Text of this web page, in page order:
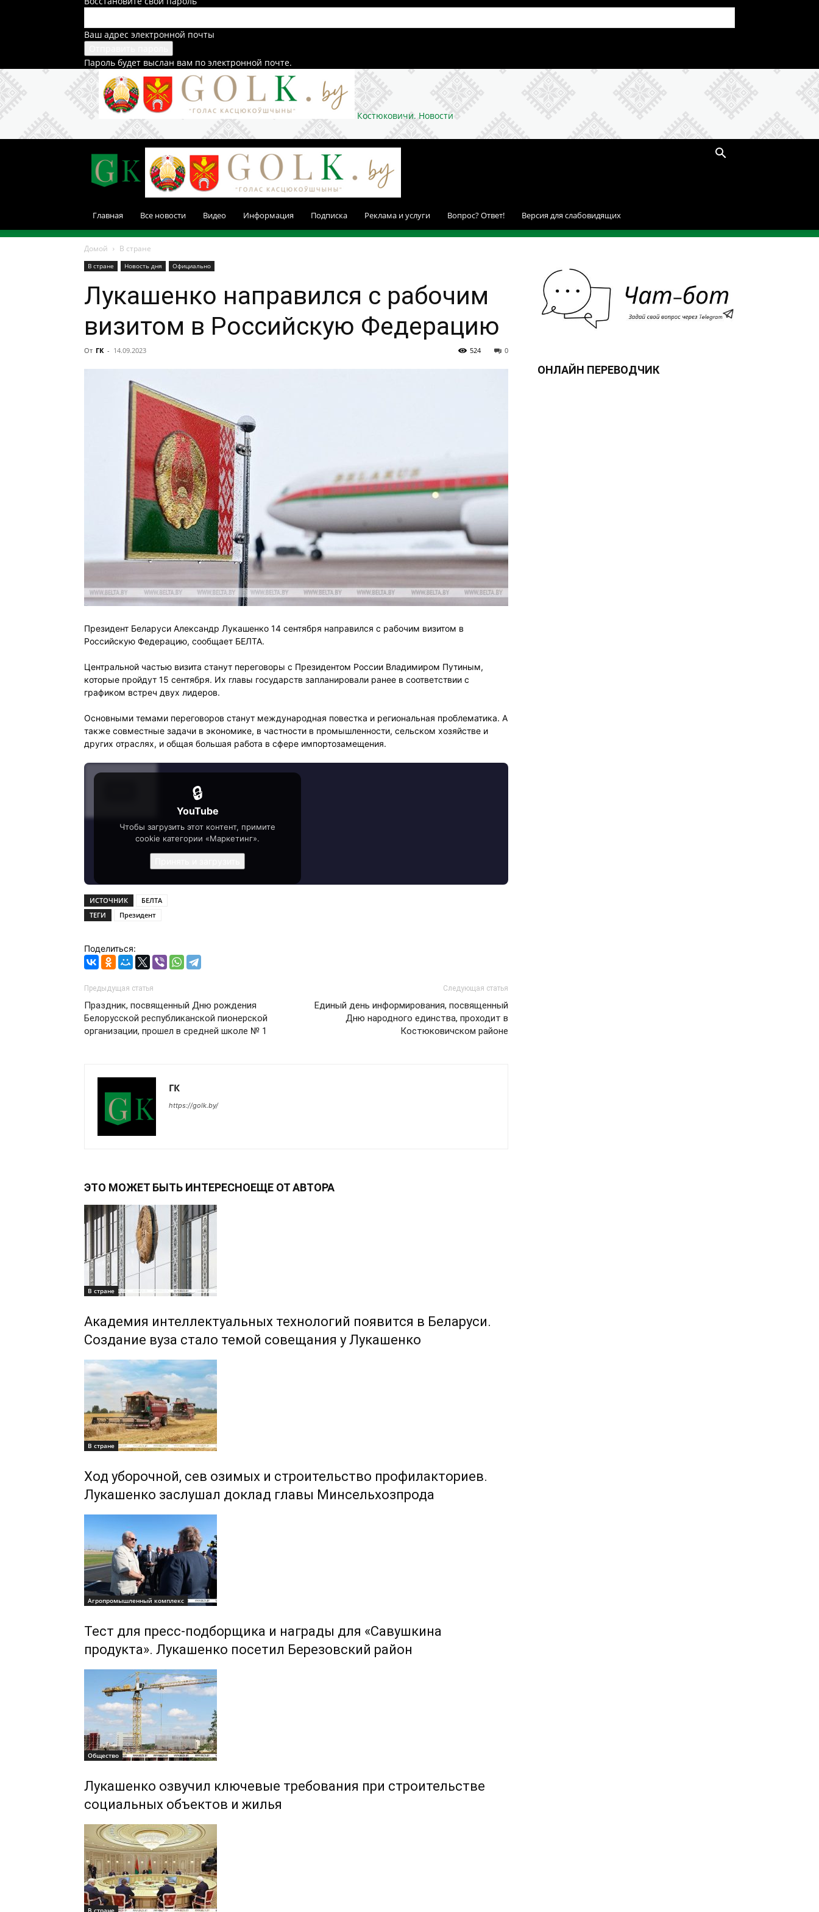
Ваш адрес электронной почты
Пароль будет выслан вам по электронной почте.
Костюковичи. Новости
Главная Все новости Видео Информация Подписка Реклама и услуги Вопрос? Ответ! Версия для слабовидящих
Домой В стране
В стране Новость дня Официально
Лукашенко направился с рабочим
визитом в Российскую Федерацию
От ГК - 14.09.2023 0
524
Президент Беларуси Александр Лукашенко 14 сентября направился с рабочим визитом в
Российскую Федерацию, сообщает БЕЛТА.
Центральной частью визита станут переговоры с Президентом России Владимиром Путиным,
которые пройдут 15 сентября. Их главы государств запланировали ранее в соответствии с
графиком встреч двух лидеров.
Основными темами переговоров станут международная повестка и региональная проблематика. А
также совместные задачи в экономике, в частности в промышленности, сельском хозяйстве и
других отраслях, и общая большая работа в сфере импортозамещения.
🔒
YouTube
Чтобы загрузить этот контент, примите
cookie категории «Маркетинг».
ИСТОЧНИК
БЕЛТА
ТЕГИ
Президент
Поделиться:
Предыдущая статья
Праздник, посвященный Дню рождения
Белорусской республиканской пионерской
организации, прошел в средней школе № 1
Следующая статья
Единый день информирования, посвященный
Дню народного единства, проходит в
Костюковичском районе
ГК
https://golk.by/
ЭТО МОЖЕТ БЫТЬ ИНТЕРЕСНОЕЩЕ ОТ АВТОРА
В стране
Академия интеллектуальных технологий появится в Беларуси.
Создание вуза стало темой совещания у Лукашенко
В стране
Ход уборочной, сев озимых и строительство профилакториев.
Лукашенко заслушал доклад главы Минсельхозпрода
Агропромышленный комплекс
Тест для пресс-подборщика и награды для «Савушкина
продукта». Лукашенко посетил Березовский район
Общество
Лукашенко озвучил ключевые требования при строительстве
социальных объектов и жилья
В стране
ОНЛАЙН ПЕРЕВОДЧИК